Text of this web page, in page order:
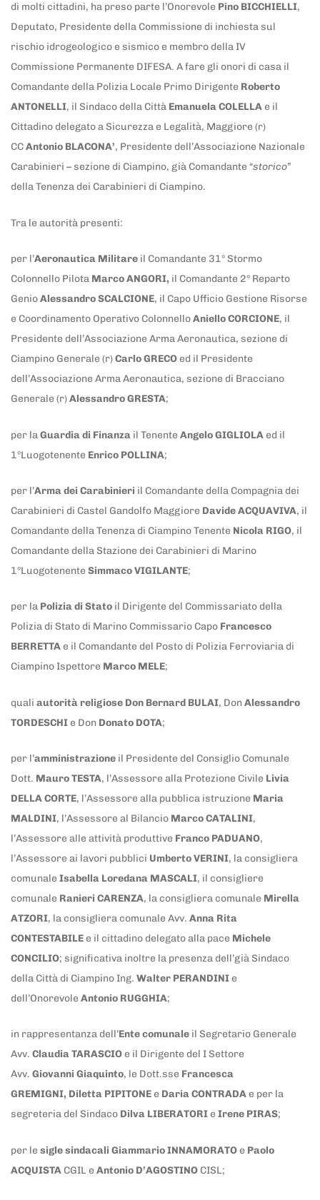
di molti cittadini, ha preso parte l’Onorevole Pino BICCHIELLI,
Deputato, Presidente della Commissione di inchiesta sul
rischio idrogeologico e sismico e membro della IV
Commissione Permanente DIFESA. A fare gli onori di casa il
Comandante della Polizia Locale Primo Dirigente Roberto
ANTONELLI, il Sindaco della Città Emanuela COLELLAe il
Cittadino delegato a Sicurezza e Legalità, Maggiore (r)
CCAntonio BLACONA’, Presidente dell’Associazione Nazionale
Carabinieri – sezione di Ciampino, già Comandante “storico”
della Tenenza dei Carabinieri di Ciampino.
Tra le autorità presenti:
per l’Aeronautica Militare il Comandante 31° Stormo
Colonnello Pilota Marco ANGORI, il Comandante 2° Reparto
GenioAlessandro SCALCIONE, il Capo Ufficio Gestione Risorse
e Coordinamento Operativo ColonnelloAniello CORCIONE, il
Presidente dell’Associazione Arma Aeronautica, sezione di
Ciampino Generale (r)Carlo GRECOed il Presidente
dell’Associazione Arma Aeronautica, sezione di Bracciano
Generale (r)Alessandro GRESTA;
per laGuardia di Finanza il Tenente Angelo GIGLIOLAed il
1°Luogotenente Enrico POLLINA;
per l’Arma dei Carabinieri il Comandante della Compagnia dei
Carabinieri di Castel Gandolfo Maggiore Davide ACQUAVIVA, il
Comandante della Tenenza di Ciampino Tenente Nicola RIGO, il
Comandante della Stazione dei Carabinieri di Marino
1°Luogotenente Simmaco VIGILANTE;
per la Polizia di Stato il Dirigente del Commissariato della
Polizia di Stato di Marino Commissario Capo Francesco
BERRETTAe il Comandante del Posto di Polizia Ferroviaria di
Ciampino Ispettore Marco MELE;
quali autorità religiose Don Bernard BULAI, DonAlessandro
TORDESCHIe Don Donato DOTA;
per l’amministrazione il Presidente del Consiglio Comunale
Dott. Mauro TESTA, l’Assessore alla Protezione Civile Livia
DELLA CORTE, l’Assessore alla pubblica istruzione Maria
MALDINI, l’Assessore al Bilancio Marco CATALINI,
l’Assessore alle attività produttive Franco PADUANO,
l’Assessore ai lavori pubblici Umberto VERINI, la consigliera
comunale Isabella Loredana MASCALI, il consigliere
comunale Ranieri CARENZA, la consigliera comunale Mirella
ATZORI, la consigliera comunale Avv. Anna Rita
CONTESTABILEe il cittadino delegato alla pace Michele
CONCILIO; significativa inoltre la presenza dell’già Sindaco
della Città di Ciampino Ing. Walter PERANDINIe
dell’Onorevole Antonio RUGGHIA;
in rappresentanza dell’Ente comunale il Segretario Generale
Avv. Claudia TARASCIOe il Dirigente del I Settore
Avv. Giovanni Giaquinto, le Dott.sse Francesca
GREMIGNI, Diletta PIPITONEe Daria CONTRADAe per la
segreteria del Sindaco Dilva LIBERATORIe Irene PIRAS;
per le sigle sindacali Giammario INNAMORATOe Paolo
ACQUISTA CGIL e Antonio D’AGOSTINO CISL;